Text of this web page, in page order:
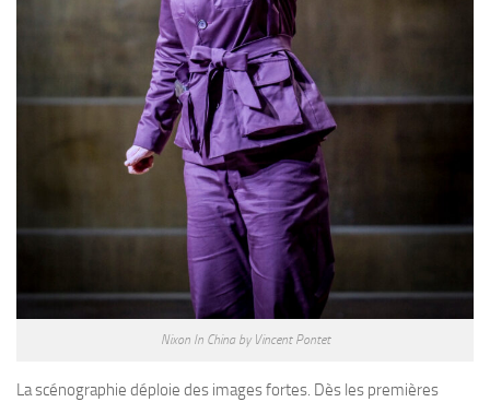
Nixon In China by Vincent Pontet
La scénographie déploie des images fortes. Dès les premières